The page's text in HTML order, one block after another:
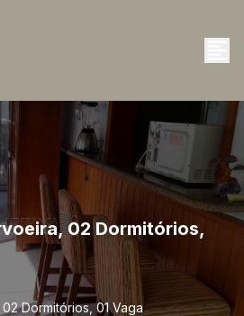
02 Dormitórios,
Dormitórios, 01 Vaga